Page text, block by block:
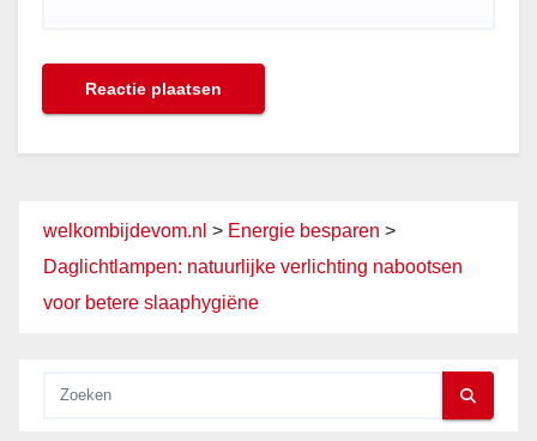
welkombijdevom.nl > Energie besparen >
Daglichtlampen: natuurlijke verlichting nabootsen
voor betere slaaphygiëne